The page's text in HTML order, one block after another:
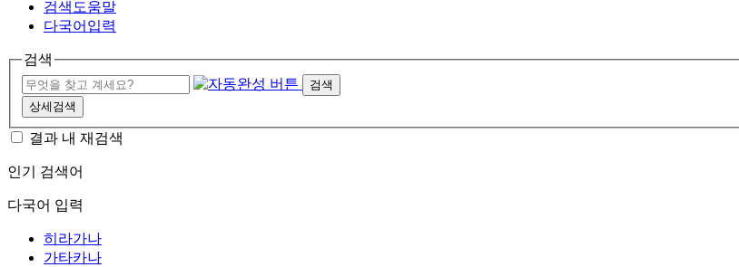
검색도움말
다국어입력
검색
검색
상세검색
결과 내 재검색
인기 검색어
다국어 입력
히라가나
가타카나